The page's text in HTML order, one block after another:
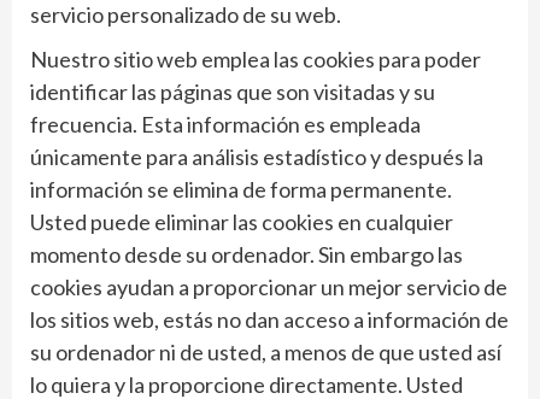
servicio personalizado de su web.
Nuestro sitio web emplea las cookies para poder
identificar las páginas que son visitadas y su
frecuencia. Esta información es empleada
únicamente para análisis estadístico y después la
información se elimina de forma permanente.
Usted puede eliminar las cookies en cualquier
momento desde su ordenador. Sin embargo las
cookies ayudan a proporcionar un mejor servicio de
los sitios web, estás no dan acceso a información de
su ordenador ni de usted, a menos de que usted así
lo quiera y la proporcione directamente. Usted